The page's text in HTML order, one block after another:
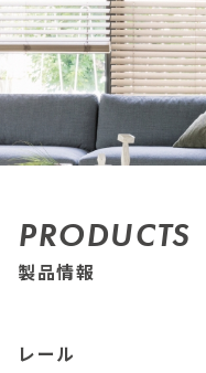
PRODUCTS
製品情報
レール